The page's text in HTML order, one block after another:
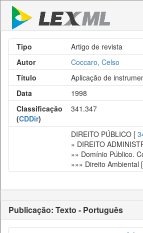
Tipo
Artigo de revista
Autor
Coccaro, Celso
Título
Aplicação de
Data
1998
Classificação
(CDDir)
341.347
DIREITO PÚBLICO [
» DIREITO
»» Domínio Público.
»»» Direito Ambiental [
Publicação: Texto - Português